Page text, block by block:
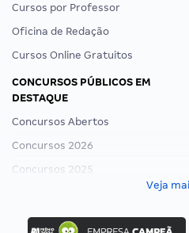
Cursos por Professor
Oficina de Redação
Cursos Online Gratuitos
CONCURSOS PÚBLICOS EM
DESTAQUE
Concursos Abertos
Concursos 2026
Concursos 2025
Concurso Ibama
Veja